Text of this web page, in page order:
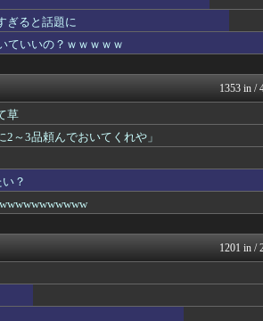
なってしまうwww
まとめCUP
う
【2ch】ニ
ｗｗｗｗｗｗ ネラーボイ
ぎると話題に
ていいの？ｗｗｗｗｗ
1353 in /
草
2～3品頼んでおいてくれや」
？
1201 in /